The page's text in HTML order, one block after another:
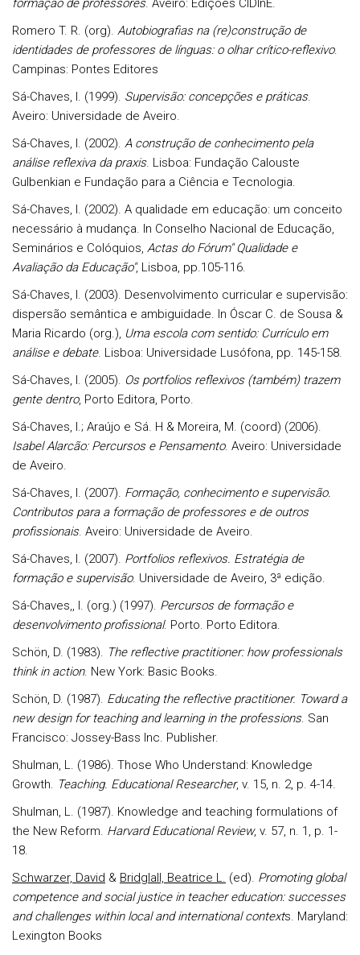
formação de professores. Aveiro: Edições CIDInE.
Romero T. R. (org). Autobiografias na (re)construção de
identidades de professores de línguas: o olhar crítico-reflexivo.
Campinas: Pontes Editores
Sá-Chaves, I. (1999). Supervisão: concepções e práticas.
Aveiro: Universidade de Aveiro.
Sá-Chaves, I. (2002). A construção de conhecimento pela
análise reflexiva da praxis. Lisboa: Fundação Calouste
Gulbenkian e Fundação para a Ciência e Tecnologia.
Sá-Chaves, I. (2002). A qualidade em educação: um conceito
necessário à mudança. In Conselho Nacional de Educação,
Seminários e Colóquios, Actas do Fórum" Qualidade e
Avaliação da Educação", Lisboa, pp.105-116.
Sá-Chaves, I. (2003). Desenvolvimento curricular e supervisão:
dispersão semântica e ambiguidade. In Óscar C. de Sousa &
Maria Ricardo (org.), Uma escola com sentido: Currículo em
análise e debate. Lisboa: Universidade Lusófona, pp. 145-158.
Sá-Chaves, I. (2005). Os portfolios reflexivos (também) trazem
gente dentro, Porto Editora, Porto.
Sá-Chaves, I.; Araújo e Sá. H & Moreira, M. (coord) (2006).
Isabel Alarcão: Percursos e Pensamento. Aveiro: Universidade
de Aveiro.
Sá-Chaves, I. (2007). Formação, conhecimento e supervisão.
Contributos para a formação de professores e de outros
profissionais. Aveiro: Universidade de Aveiro.
Sá-Chaves, I. (2007). Portfolios reflexivos. Estratégia de
formação e supervisão. Universidade de Aveiro, 3ª edição.
Sá-Chaves,, I. (org.) (1997). Percursos de formação e
desenvolvimento profissional. Porto. Porto Editora.
Schön, D. (1983). The reflective practitioner: how professionals
think in action. New York: Basic Books.
Schön, D. (1987). Educating the reflective practitioner. Toward a
new design for teaching and learning in the professions. San
Francisco: Jossey-Bass Inc. Publisher.
Shulman, L. (1986). Those Who Understand: Knowledge
Growth. Teaching. Educational Researcher, v. 15, n. 2, p. 4-14.
Shulman, L. (1987). Knowledge and teaching formulations of
the New Reform. Harvard Educational Review, v. 57, n. 1, p. 1-
18.
Schwarzer, David & Bridglall, Beatrice L. (ed). Promoting global
competence and social justice in teacher education: successes
and challenges within local and international contexts. Maryland:
Lexington Books